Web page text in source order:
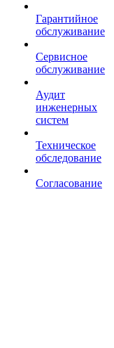
Гарантийное
обслуживание
Сервисное
обслуживание
Аудит
инженерных
систем
Техническое
обследование
Согласование